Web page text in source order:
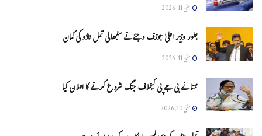
مئی 11, 2026
بطور وزیر اعلیٰ جوزف وجئے نے سنبھالی تمل ناڈو کی کمان
مئی 11, 2026
ممتا نے بی جے پی کیخلاف جنگ شروع کرنے کا اعلان کیا
مئی 10, 2026